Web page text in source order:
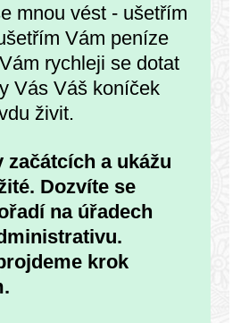
mnou vést - ušetřím
Vám peníze
rychleji se dotat
Vás Váš koníček
živit.
začátcích a ukážu
Dozvíte se
na úřadech
krok